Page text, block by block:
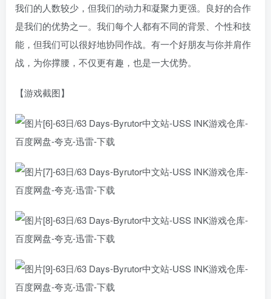
我们的人数较少，但我们的动力和凝聚力更强。良好的合作
是我们的优势之一。我们每个人都有不同的背景、个性和技
能，但我们可以很好地协同作战。有一个好朋友与你并肩作
战，为你撑腰，不仅更有趣，也是一大优势。
【游戏截图】